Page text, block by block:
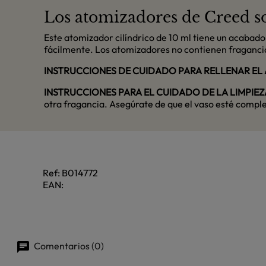
Los atomizadores de Creed
Este atomizador cilíndrico de 10 ml tiene un
fácilmente. Los atomizadores no contienen
INSTRUCCIONES DE CUIDADO PARA RELLENAR
INSTRUCCIONES PARA EL CUIDADO DE LA
otra fragancia. Asegúrate de que el vaso esté
Ref: B014772
EAN:
Comentarios (0)